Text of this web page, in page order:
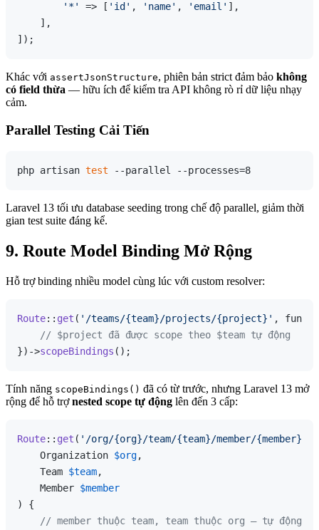
'*'
=> [ 'id' , 'name' , 'email' ],
    ],
Khác với assertJsonStructure, phiên bản strict đảm bảo không
có field thừa — hữu ích để kiểm tra API không rò rỉ dữ liệu nhạy
cảm.
Parallel Testing Cải Tiến
php artisan test
Laravel 13 tối ưu database seeding trong chế độ parallel, giảm thời
gian test suite đáng kể.
9. Route Model Binding Mở Rộng
Hỗ trợ binding nhiều model cùng lúc với custom resolver:
Route:: get ( '/teams/{team}/projects/{project}' ,
// $project đã được scope theo $team tự động
})->scopeBindings
Tính năng scopeBindings() đã có từ trước, nhưng Laravel 13 mở
rộng để hỗ trợnested scope tự động lên đến 3 cấp:
Route:: get ( '/org/{org}/team/{team}/member/{member}'
    Organization
$org,
    Team
$team,
    Member
$member
) {
// member thuộc team, team thuộc org — tự động